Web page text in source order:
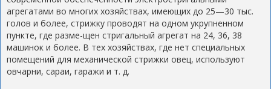
агрегатами во многих хозяйствах, имеющих до 25—30 тыс.
голов и более, стрижку проводят на одном укрупненном
пункте, где разме-щен стригальный агрегат на 24, 36, 38
машинок и более. В тех хозяйствах, где нет специальных
помещений для механической стрижки овец, используют
овчарни, сараи, гаражи и т. д.